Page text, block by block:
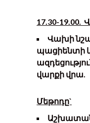
17. 30-1 9 00.
Վախի
պացիենտի
վարքի վրա.
Մեթոդը`